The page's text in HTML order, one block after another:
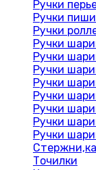
Ручки
Ручки
Ручки
Ручки
Ручки
Ручки
Ручки
Ручки
Ручки
Ручки
Ручки
Точилки